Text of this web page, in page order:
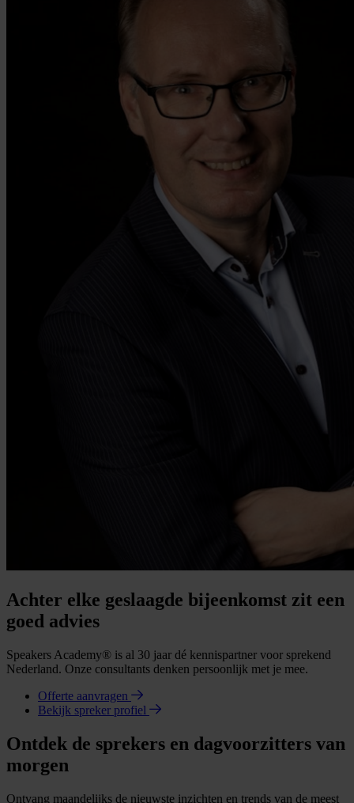
Achter elke geslaagde bijeenkomst zit een
goed advies
Speakers Academy® is al 30 jaar dé kennispartner voor sprekend
Nederland. Onze consultants denken persoonlijk met je mee.
Offerte aanvragen
Bekijk spreker profiel
Ontdek de sprekers en dagvoorzitters van
morgen
Ontvang maandelijks de nieuwste inzichten en trends van de meest